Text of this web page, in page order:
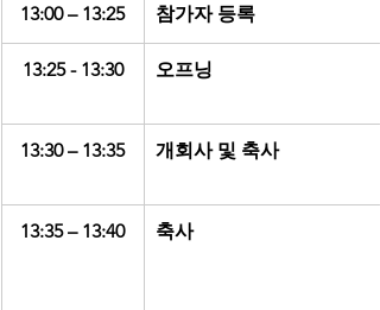
13:00 – 13:25 참가자 등록
13:25 - 13:30 오프닝
13:30 – 13:35 개회사 및 축사
13:35 – 13:40 축사